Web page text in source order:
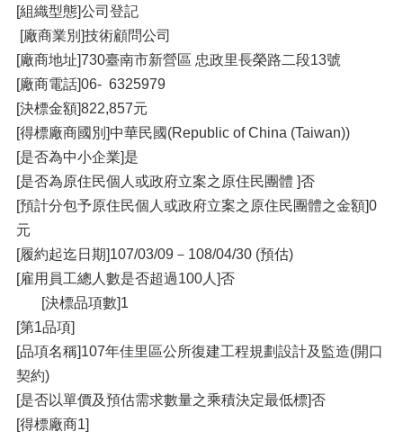
[組織型態]公司登記
[廠商業別]技術顧問公司
[廠商地址]730臺南市新營區 忠政里長榮路二段13號
[廠商電話]06- 6325979
[決標金額]822,857元
[得標廠商國別]中華民國(Republic of China (Taiwan))
[是否為中小企業]是
[是否為原住民個人或政府立案之原住民團體 ]否
[預計分包予原住民個人或政府立案之原住民團體之金額]0
元
[履約起迄日期]107/03/09－108/04/30 (預估)
[雇用員工總人數是否超過100人]否
[決標品項數]1
[第1品項]
[品項名稱]107年佳里區公所復建工程規劃設計及監造(開口
契約)
[是否以單價及預估需求數量之乘積決定最低標]否
[得標廠商1]